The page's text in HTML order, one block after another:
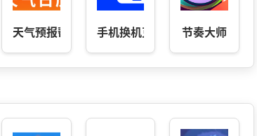
天气预报帮 手机换机克隆 节奏大师